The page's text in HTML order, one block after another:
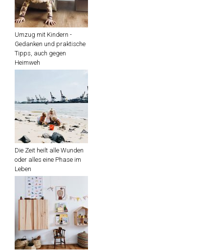
Umzug mit Kindern -
Gedanken und praktische
Tipps, auch gegen
Heimweh
Die Zeit heilt alle Wunden
oder alles eine Phase im
Leben